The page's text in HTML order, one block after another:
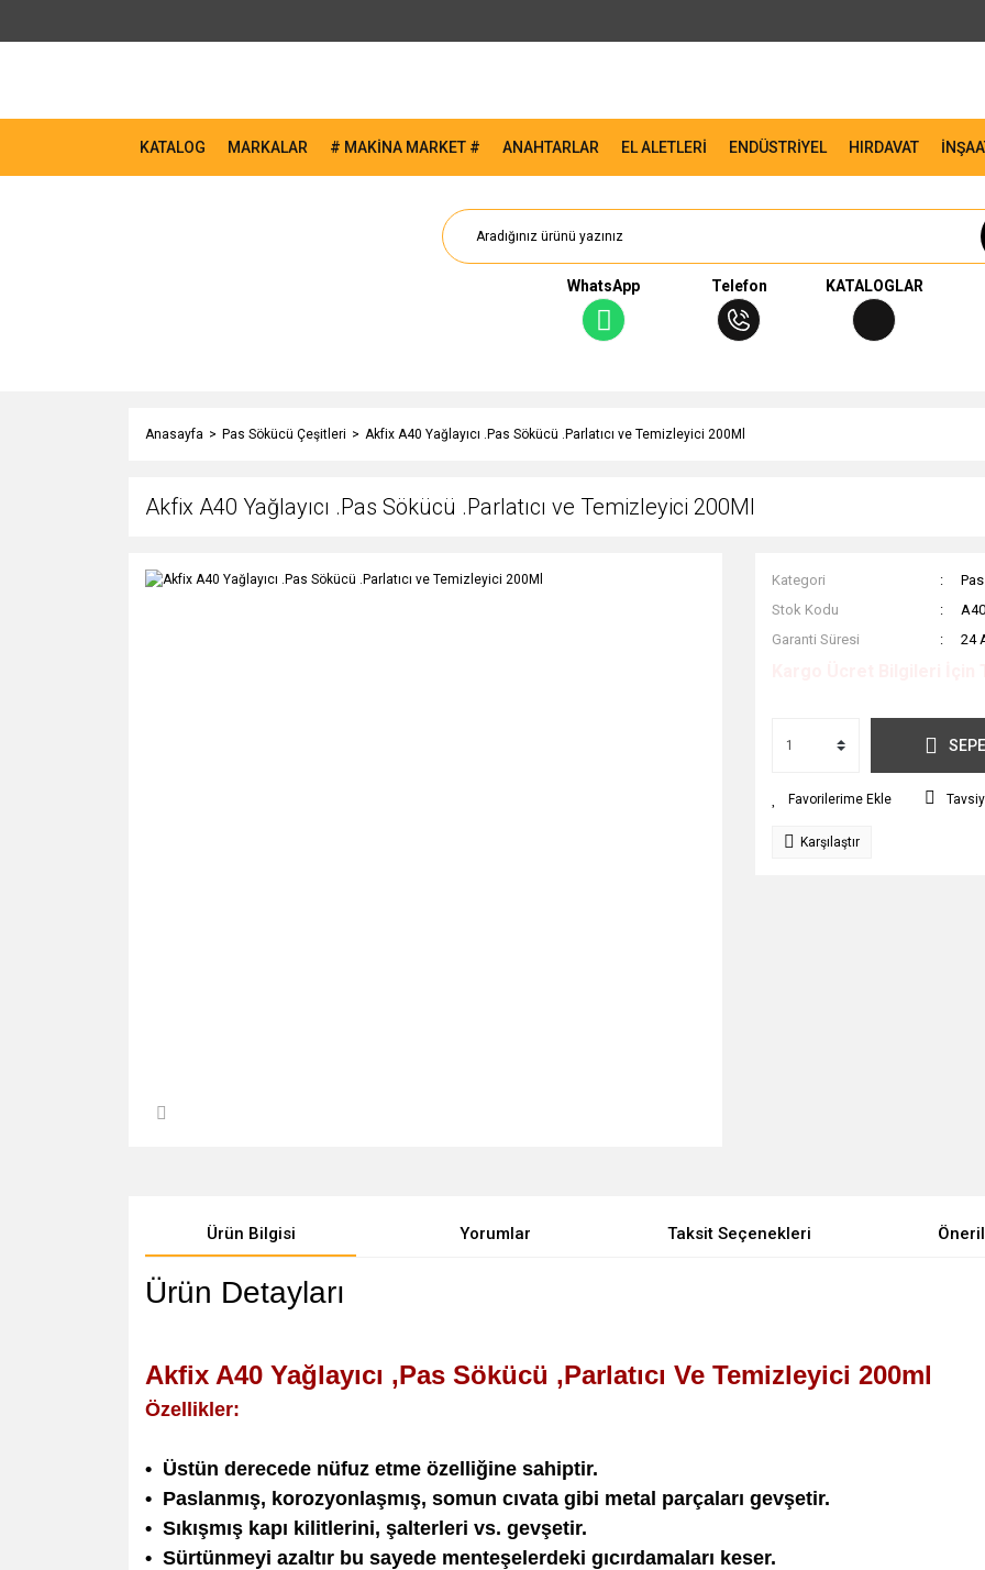
KATALOG MARKALAR # MAKİNA MARKET # ANAHTARLAR EL ALETLERİ ENDÜSTRİYEL HIRDAVAT
WhatsApp Telefon KATALOGLAR
Anasayfa Pas Sökücü Çeşitleri Akfix A40 Yağlayıcı .Pas Sökücü .Parlatıcı ve Temizleyici 200Ml
Akfix A40 Yağlayıcı .Pas Sökücü .Parlatıcı ve Temizleyici 200Ml
Kategori
Stok Kodu
Garanti Süresi
24
Karşılaştır
Ürün Bilgisi Yorumlar Taksit Seçenekleri
Ürün Detayları
Akfix A40 Yağlayıcı ,Pas Sökücü ,Parlatıcı Ve Temizleyici 200ml
Özellikler:
• Üstün derecede nüfuz etme özelliğine sahiptir.
• Paslanmış, korozyonlaşmış, somun cıvata gibi metal parçaları gevşetir.
• Sıkışmış kapı kilitlerini, şalterleri vs. gevşetir.
• Sürtünmeyi azaltır bu sayede menteşelerdeki gıcırdamaları keser.